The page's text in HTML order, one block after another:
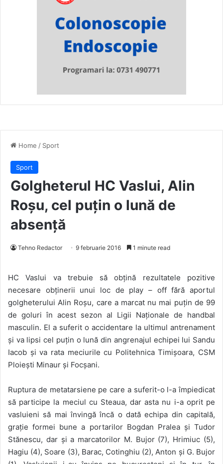
Home / Sport
Sport
Golgheterul HC Vaslui, Alin
Roșu, cel puțin o lună de
absență
Tehno Redactor 9 februarie 2016 1 minute read
HC Vaslui va trebuie să obțină rezultatele pozitive
necesare obținerii unui loc de play – off fără aportul
golgheterului Alin Roșu, care a marcat nu mai puțin de 99
de goluri în acest sezon al Ligii Naționale de handbal
masculin. El a suferit o accidentare la ultimul antrenament
și va lipsi cel puțin o lună din angrenajul echipei lui Sandu
Iacob și va rata meciurile cu Politehnica Timișoara, CSM
Ploiești Minaur și Focșani.
Ruptura de metatarsiene pe care a suferit-o l-a împiedicat
să participe la meciul cu Steaua, dar asta nu i-a oprit pe
vasluieni să mai învingă încă o dată echipa din capitală,
grație formei bune a portarilor Bogdan Pralea și Tudor
Stănescu, dar și a marcatorilor M. Bujor (7), Hrimiuc (5),
Hagiu (4), Soare (3), Barac, Cotinghiu (2), Anton și G. Bujor